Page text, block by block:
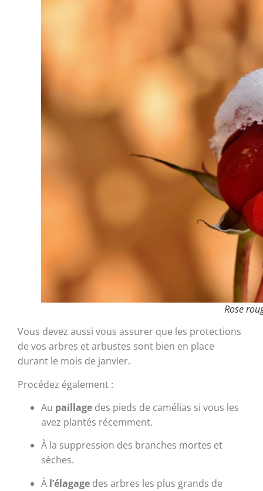
Rose
Vous devez aussi vous assurer que les protections
de vos arbres et arbustes sont bien en place
durant le mois de janvier.
Procédez également :
Au paillage des pieds de camélias si vous les
avez plantés récemment.
À la suppression des branches mortes et
sèches.
À l’élagage des arbres les plus grands de